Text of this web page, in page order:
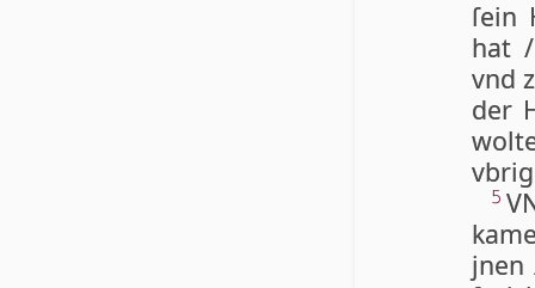
hat
vnd
der
5
jnen